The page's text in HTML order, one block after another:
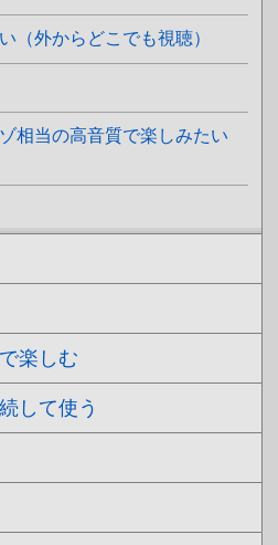
（外からどこでも視聴）
相当の高音質で楽しみたい
楽しむ
して使う